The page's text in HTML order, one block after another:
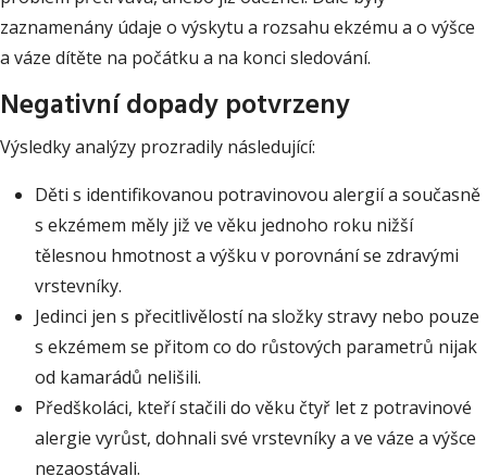
zaznamenány údaje o výskytu a rozsahu ekzému a o výšce
a váze dítěte na počátku a na konci sledování.
Negativní dopady potvrzeny
Výsledky analýzy prozradily následující:
Děti s identifikovanou potravinovou alergií a současně
s ekzémem měly již ve věku jednoho roku nižší
tělesnou hmotnost a výšku v porovnání se zdravými
vrstevníky.
Jedinci jen s přecitlivělostí na složky stravy nebo pouze
s ekzémem se přitom co do růstových parametrů nijak
od kamarádů nelišili.
Předškoláci, kteří stačili do věku čtyř let z potravinové
alergie vyrůst, dohnali své vrstevníky a ve váze a výšce
nezaostávali.